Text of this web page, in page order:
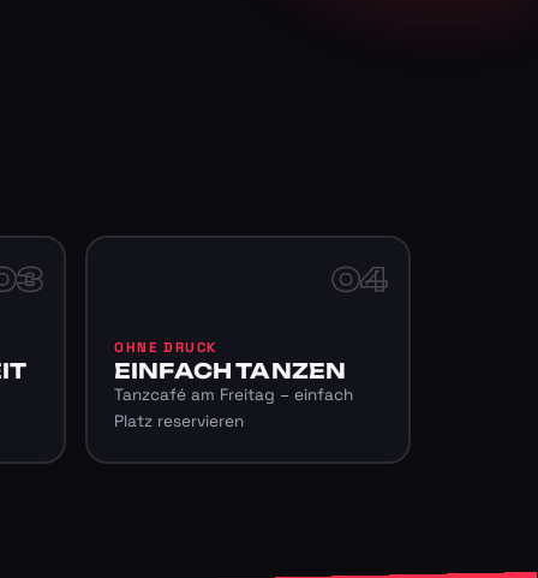
04
OHNE DRUCK
EINFACH TANZEN
Tanzcafé am Freitag – einfach
Platz reservieren